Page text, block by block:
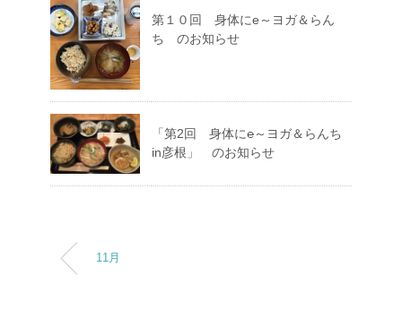
第１０回 身体にe～ヨガ＆らん
ち のお知らせ
「第2回 身体に℮～ヨガ＆らんち
in彦根」 のお知らせ
11月